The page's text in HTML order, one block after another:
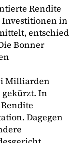
Rendite
Investitionen in
entschied
Bonner
Milliarden
In
Dagegen